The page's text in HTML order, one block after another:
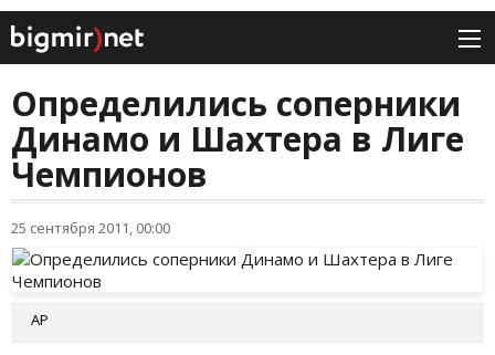
Определились соперники
Динамо и Шахтера в Лиге
Чемпионов
25 сентября 2011, 00:00
AP